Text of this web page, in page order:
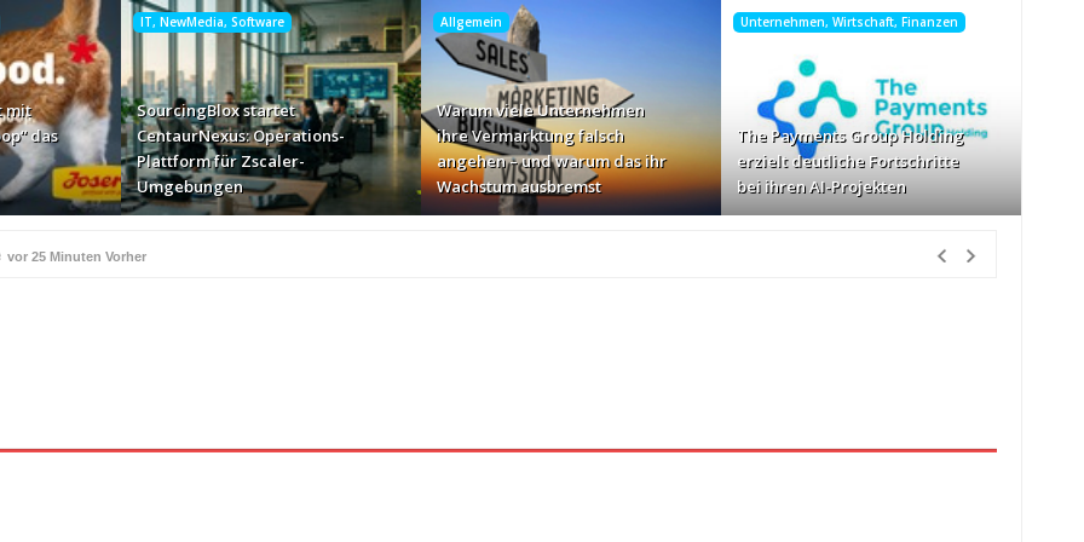
mit
das
IT, NewMedia, Software
SourcingBlox startet
CentaurNexus: Operations-
Plattform für Zscaler-
Umgebungen
Allgemein
Warum viele Unternehmen
ihre Vermarktung falsch
angehen – und warum das ihr
Wachstum ausbremst
Unternehmen, Wirtschaft, Finanzen
The Payments Group Holding
erzielt deutliche Fortschritte
bei ihren AI-Projekten
vor 25 Minuten Vorher
warum das ihr Wachstum ausbremst
AI-Projekten